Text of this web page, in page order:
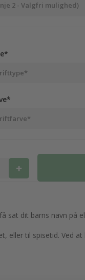
sat dit barns navn på
eller til spisetid. Ved